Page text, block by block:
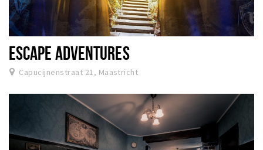
ESCAPE ADVENTURES
Capucijnenstraat 21, Maastricht